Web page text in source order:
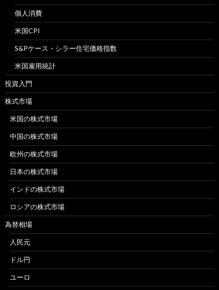
個人消費
米国CPI
S&Pケース・シラー住宅価格指数
米国雇用統計
投資入門
株式市場
米国の株式市場
中国の株式市場
欧州の株式市場
日本の株式市場
インドの株式市場
ロシアの株式市場
為替相場
人民元
ドル円
ユーロ